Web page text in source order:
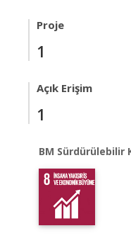
Proje
1
Açık Erişim
1
BM Sürdürülebilir